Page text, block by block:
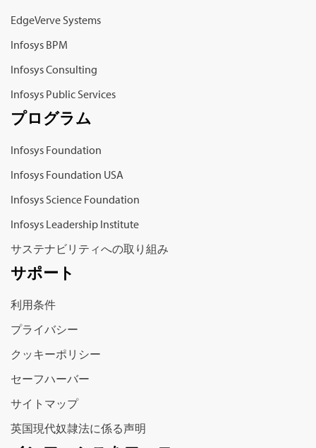
EdgeVerve Systems
Infosys BPM
Infosys Consulting
Infosys Public Services
プログラム
Infosys Foundation
Infosys Foundation USA
Infosys Science Foundation
Infosys Leadership Institute
サステナビリティへの取り組み
サポート
利用条件
プライバシー
クッキーポリシー
セーフハーバー
サイトマップ
英国現代奴隷法に係る声明